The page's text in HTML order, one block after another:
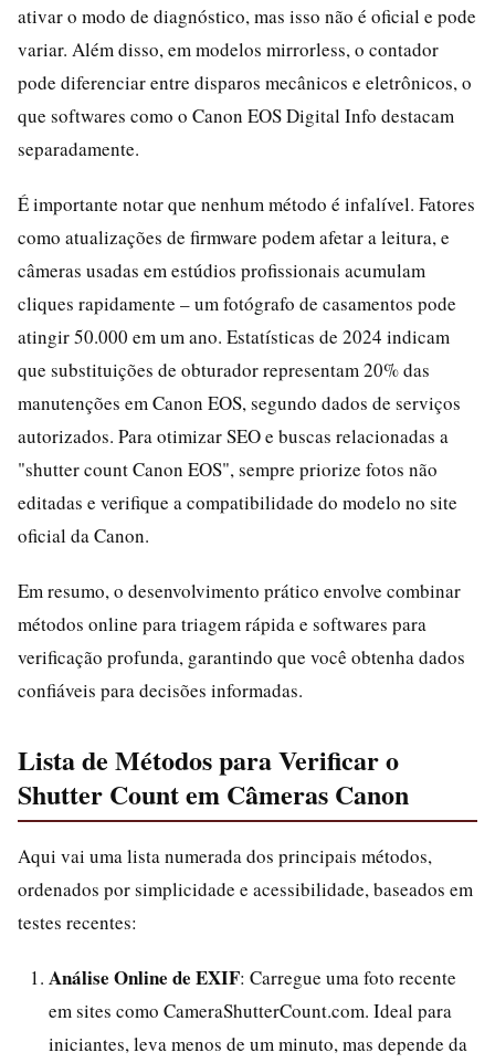
ativar o modo de diagnóstico, mas isso não é oficial e pode
variar. Além disso, em modelos mirrorless, o contador
pode diferenciar entre disparos mecânicos e eletrônicos, o
que softwares como o Canon EOS Digital Info destacam
separadamente.
É importante notar que nenhum método é infalível. Fatores
como atualizações de firmware podem afetar a leitura, e
câmeras usadas em estúdios profissionais acumulam
cliques rapidamente – um fotógrafo de casamentos pode
atingir 50.000 em um ano. Estatísticas de 2024 indicam
que substituições de obturador representam 20% das
manutenções em Canon EOS, segundo dados de serviços
autorizados. Para otimizar SEO e buscas relacionadas a
"shutter count Canon EOS", sempre priorize fotos não
editadas e verifique a compatibilidade do modelo no site
oficial da Canon.
Em resumo, o desenvolvimento prático envolve combinar
métodos online para triagem rápida e softwares para
verificação profunda, garantindo que você obtenha dados
confiáveis para decisões informadas.
Lista de Métodos para Verificar o
Shutter Count em Câmeras Canon
Aqui vai uma lista numerada dos principais métodos,
ordenados por simplicidade e acessibilidade, baseados em
testes recentes:
Análise Online de EXIF: Carregue uma foto recente
em sites como CameraShutterCount.com. Ideal para
iniciantes, leva menos de um minuto, mas depende da